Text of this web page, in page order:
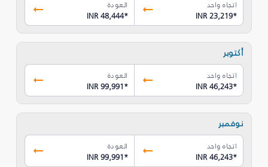
اتجاه واحد
INR 23,219*
العودة
INR 48,444*
أكتوبر
اتجاه واحد
INR 46,243*
العودة
INR 99,991*
نوفمبر
اتجاه واحد
INR 46,243*
العودة
INR 99,991*